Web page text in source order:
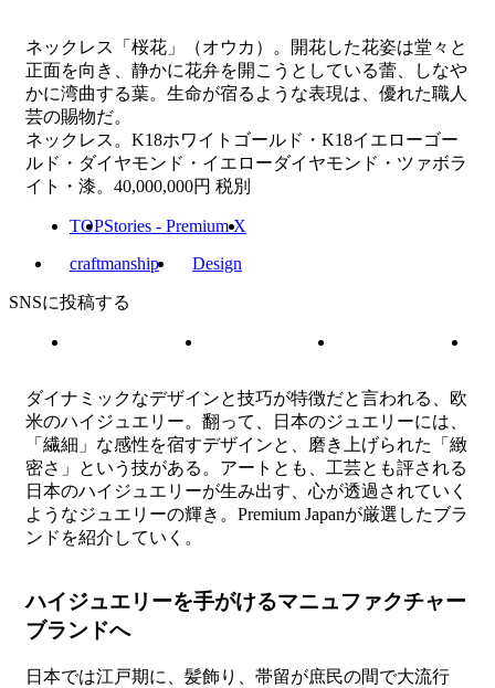
ネックレス「桜花」（オウカ）。開花した花姿は堂々と
正面を向き、静かに花弁を開こうとしている蕾、しなや
かに湾曲する葉。生命が宿るような表現は、優れた職人
芸の賜物だ。
ネックレス。K18ホワイトゴールド・K18イエローゴー
ルド・ダイヤモンド・イエローダイヤモンド・ツァボラ
イト・漆。40,000,000円 税別
TOPStories - Premium X
craftmanship
Design
SNSに投稿する
ダイナミックなデザインと技巧が特徴だと言われる、欧
米のハイジュエリー。翻って、日本のジュエリーには、
「繊細」な感性を宿すデザインと、磨き上げられた「緻
密さ」という技がある。アートとも、工芸とも評される
日本のハイジュエリーが生み出す、心が透過されていく
ようなジュエリーの輝き。Premium Japanが厳選したブラ
ンドを紹介していく。
ハイジュエリーを手がけるマニュファクチャー
ブランドへ
日本では江戸期に、髪飾り、帯留が庶民の間で大流行